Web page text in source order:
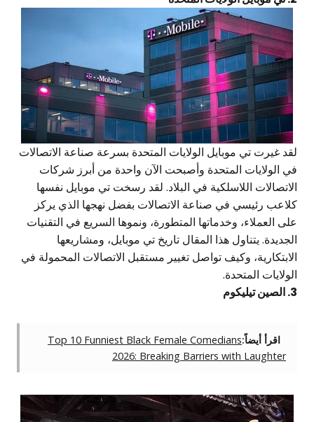
غيرت تي موبايل الولايات المتحدة بسرعة صناعة الاتصالات
الولايات المتحدة وأصبحت الآن واحدة من أبرز شركات
اللاسلكية في البلاد. لقد رسخت تي موبايل نفسها
رئيسي في صناعة الاتصالات بفضل نهجها الذي يركز
العملاء، وخدماتها المتطورة، ونموها السريع في التقنيات
يتناول هذا المقال تاريخ تي موبايل، ومشاريعها
وكيف تواصل تغيير مستقبل الاتصالات المحمولة في
المتحدة.
اقرأ أيضاً: Top 10 Funniest Black Female Comedians
2026: Breaking Barriers with Laughter